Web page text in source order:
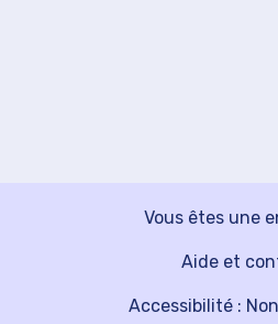
Vous êtes une
Aide et
Accessibilité :